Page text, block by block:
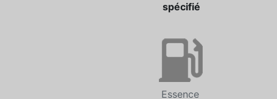
spécifié
Essence